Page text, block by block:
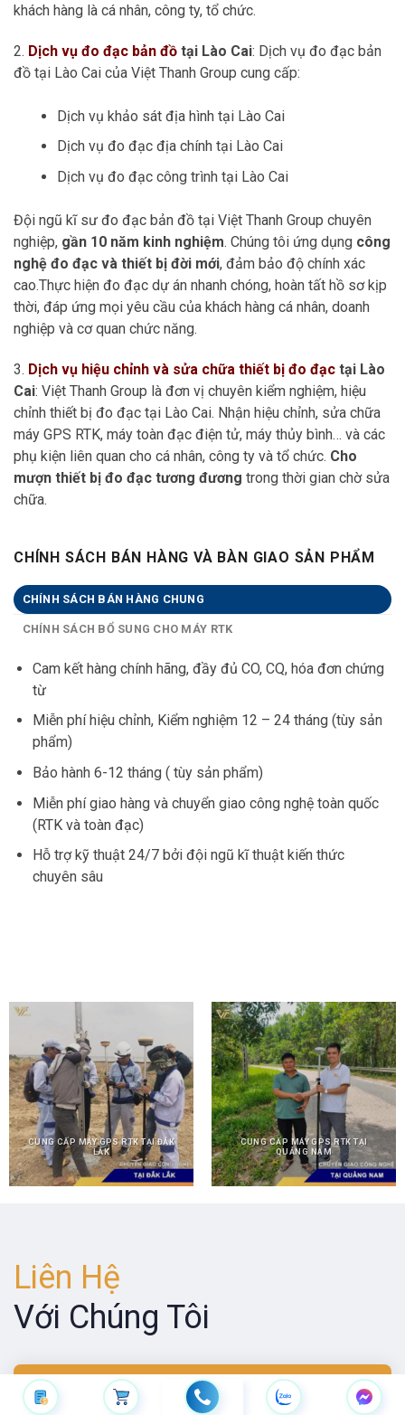
khách hàng là cá nhân, công ty, tổ chức.
2. Dịch vụ đo đạc bản đồ tại Lào Cai: Dịch vụ đo đạc bản
đồ tại Lào Cai của Việt Thanh Group cung cấp:
Dịch vụ khảo sát địa hình tại Lào Cai
Dịch vụ đo đạc địa chính tại Lào Cai
Dịch vụ đo đạc công trình tại Lào Cai
Đội ngũ kĩ sư đo đạc bản đồ tại Việt Thanh Group chuyên
nghiệp, gần 10 năm kinh nghiệm. Chúng tôi ứng dụng công
nghệ đo đạc và thiết bị đời mới, đảm bảo độ chính xác
cao.Thực hiện đo đạc dự án nhanh chóng, hoàn tất hồ sơ kịp
thời, đáp ứng mọi yêu cầu của khách hàng cá nhân, doanh
nghiệp và cơ quan chức năng.
3. Dịch vụ hiệu chỉnh và sửa chữa thiết bị đo đạc tại Lào
Cai: Việt Thanh Group là đơn vị chuyên kiểm nghiệm, hiệu
chỉnh thiết bị đo đạc tại Lào Cai. Nhận hiệu chỉnh, sửa chữa
máy GPS RTK, máy toàn đạc điện tử, máy thủy bình… và các
phụ kiện liên quan cho cá nhân, công ty và tổ chức. Cho
mượn thiết bị đo đạc tương đương trong thời gian chờ sửa
chữa.
CHÍNH SÁCH BÁN HÀNG VÀ BÀN GIAO SẢN PHẨM
CHÍNH SÁCH BÁN HÀNG CHUNG
CHÍNH SÁCH BỔ SUNG CHO MÁY RTK
Cam kết hàng chính hãng, đầy đủ CO, CQ, hóa đơn chứng
từ
Miễn phí hiệu chỉnh, Kiểm nghiệm 12 – 24 tháng (tùy sản
phẩm)
Bảo hành 6-12 tháng ( tùy sản phẩm)
Miễn phí giao hàng và chuyển giao công nghệ toàn quốc
(RTK và toàn đạc)
Hỗ trợ kỹ thuật 24/7 bởi đội ngũ kĩ thuật kiến thức
chuyên sâu
CUNG CẤP MÁY GPS RTK TẠI ĐẮK
LẮK
CUNG CẤP MÁY GPS RTK TẠI
QUẢNG NAM
Liên Hệ
Với Chúng Tôi
Gọi cho chúng tôi